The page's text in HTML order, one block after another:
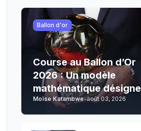
Ballon d'or
Course au Ballon d’Or
2026 : Un modèle
mathématique désigne
son grand favori !
Moïse Katambwe-août 03, 2026